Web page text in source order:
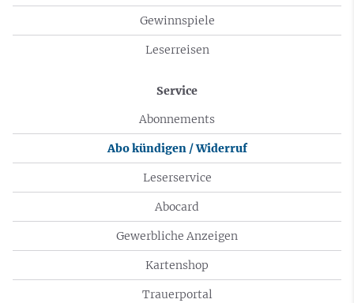
Gewinnspiele
Leserreisen
Service
Abonnements
Abo kündigen / Widerruf
Leserservice
Abocard
Gewerbliche Anzeigen
Kartenshop
Trauerportal